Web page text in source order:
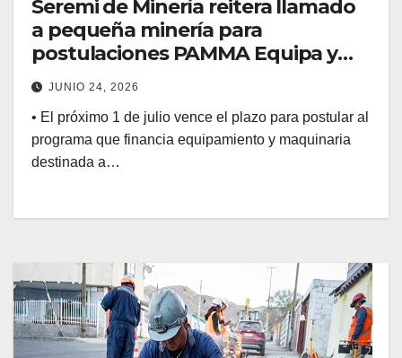
Seremi de Minería reitera llamado
a pequeña minería para
postulaciones PAMMA Equipa y
Desarrolla 2026
JUNIO 24, 2026
• El próximo 1 de julio vence el plazo para postular al
programa que financia equipamiento y maquinaria
destinada a…